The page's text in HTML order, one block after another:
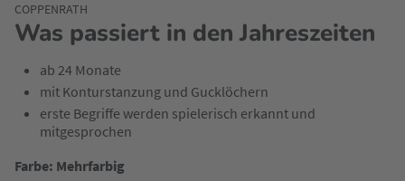
Was passiert in den Jahreszeiten
COPPENRATH
ab 24 Monate
mit Konturstanzung und Gucklöchern
erste Begriffe werden spielerisch erkannt und
mitgesprochen
Farbe: Mehrfarbig